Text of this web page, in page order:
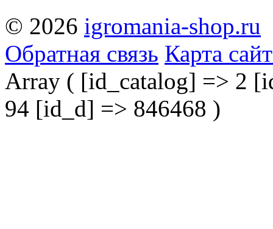
© 2026 igromania-shop.ru
Обратная связь Карта
Array ( [id_catalog] => 2
94 [id_d] => 846468 )